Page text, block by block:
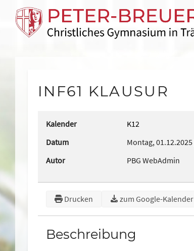
INF61 KLAUSUR
Kalender
K12
Datum
Montag, 01.12.2025
Autor
PBG WebAdmin
Drucken zum Google-Kalender
Beschreibung